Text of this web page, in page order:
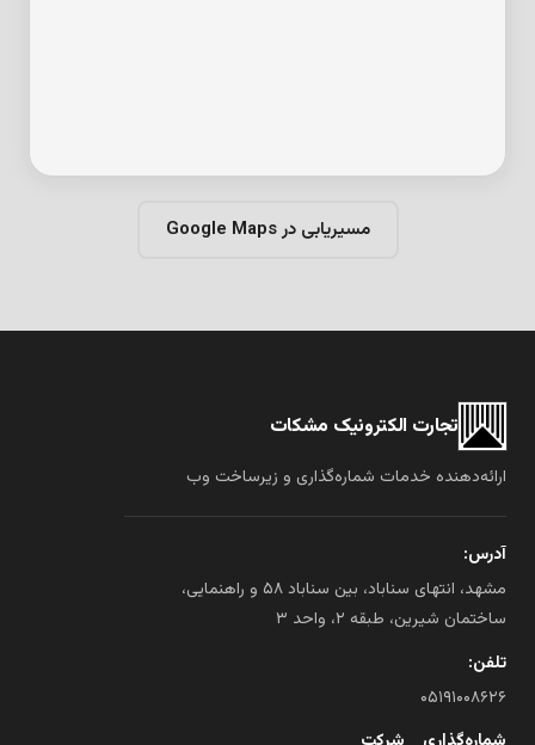
مسیریابی در Google Maps
تجارت الکترونیک مشکات
ارائه‌دهنده خدمات شماره‌گذاری و زیرساخت وب
آدرس:
مشهد، انتهای سناباد، بین سناباد ۵۸ و راهنمایی،
ساختمان شیرین، طبقه ۲، واحد ۳
تلفن:
۰۵۱۹۱۰۰۸۶۲۶